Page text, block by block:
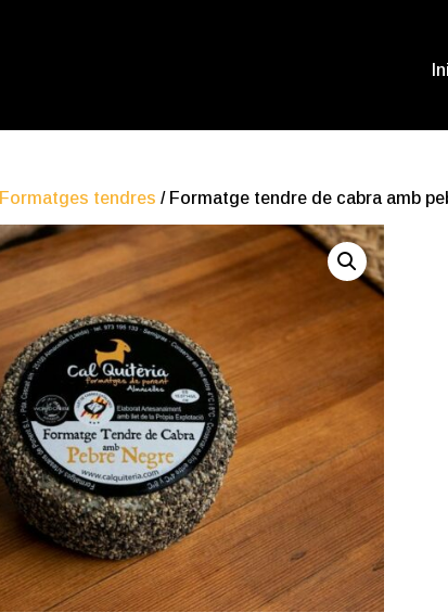
Formatges tendres / Formatge tendre de cabra amb